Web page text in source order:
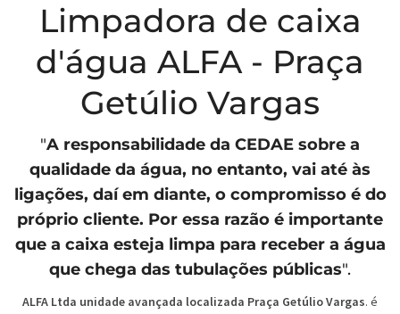
Limpadora de caixa
d'água ALFA - Praça
Getúlio Vargas
"A responsabilidade da CEDAE sobre a
qualidade da água, no entanto, vai até às
ligações, daí em diante, o compromisso é do
próprio cliente. Por essa razão é importante
que a caixa esteja limpa para receber a água
que chega das tubulações públicas".
ALFA Ltda unidade avançada localizada Praça Getúlio Vargas. é